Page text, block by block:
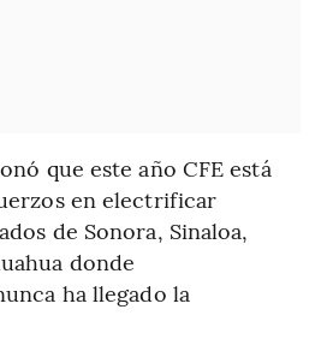
que este año CFE está
en electrificar
de Sonora, Sinaloa,
donde
ha llegado la